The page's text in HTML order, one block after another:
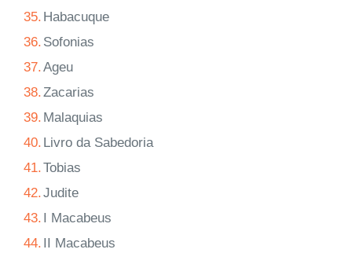
35. Habacuque
36. Sofonias
37.Ageu
38.Zacarias
39. Malaquias
40. Livro da Sabedoria
41.Tobias
42.Judite
43. I Macabeus
44. II Macabeus